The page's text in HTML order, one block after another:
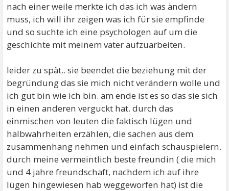
nach einer weile merkte ich das ich was ändern
muss, ich will ihr zeigen was ich für sie empfinde
und so suchte ich eine psychologen auf um die
geschichte mit meinem vater aufzuarbeiten.
leider zu spät.. sie beendet die beziehung mit der
begründung das sie mich nicht verändern wolle und
ich gut bin wie ich bin. am ende ist es so das sie sich
in einen anderen verguckt hat. durch das
einmischen von leuten die faktisch lügen und
halbwahrheiten erzählen, die sachen aus dem
zusammenhang nehmen und einfach schauspielern.
durch meine vermeintlich beste freundin ( die mich
und 4 jahre freundschaft, nachdem ich auf ihre
lügen hingewiesen hab weggeworfen hat) ist die